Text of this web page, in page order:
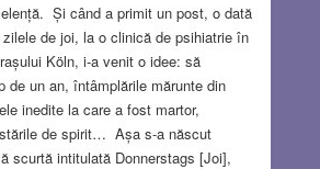
Și când a primit un post, o dată
de joi, la o clinică de psihiatrie în
Köln, i-a venit o idee: să
de un an, întâmplările mărunte din
inedite la care a fost martor,
de spirit… Așa s-a născut
scurtă intitulată Donnerstags [Joi],